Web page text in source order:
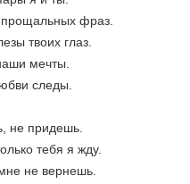
прощальных фраз.
твоих глаз.
мечты.
следы.
не придешь.
тебя я жду.
не вернешь.